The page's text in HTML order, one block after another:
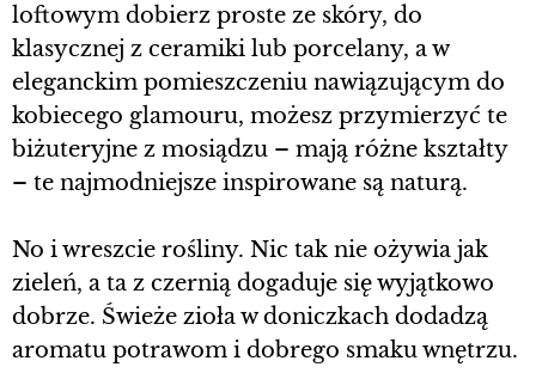
loftowym dobierz proste ze skóry, do
klasycznej z ceramiki lub porcelany, a w
eleganckim pomieszczeniu nawiązującym do
kobiecego glamouru, możesz przymierzyć te
biżuteryjne z mosiądzu – mają różne kształty
– te najmodniejsze inspirowane są naturą.
No i wreszcie rośliny. Nic tak nie ożywia jak
zieleń, a ta z czernią dogaduje się wyjątkowo
dobrze. Świeże zioła w doniczkach dodadzą
aromatu potrawom i dobrego smaku wnętrzu.